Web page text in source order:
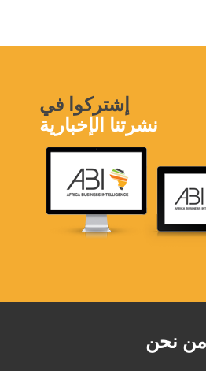
من نحن
إشتركوا في
نشرتنا الإخبارية